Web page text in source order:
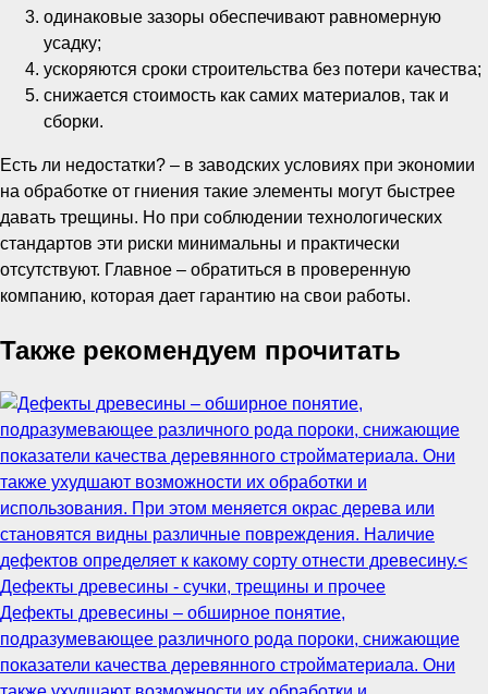
одинаковые зазоры обеспечивают равномерную
усадку;
ускоряются сроки строительства без потери качества;
снижается стоимость как самих материалов, так и
сборки.
Есть ли недостатки? – в заводских условиях при экономии
на обработке от гниения такие элементы могут быстрее
давать трещины. Но при соблюдении технологических
стандартов эти риски минимальны и практически
отсутствуют. Главное – обратиться в проверенную
компанию, которая дает гарантию на свои работы.
Также рекомендуем прочитать
Дефекты древесины - сучки, трещины и прочее
Дефекты древесины – обширное понятие,
подразумевающее различного рода пороки, снижающие
показатели качества деревянного стройматериала. Они